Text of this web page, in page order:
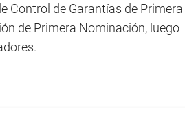
Control de Garantías de Primera
de Primera Nominación, luego